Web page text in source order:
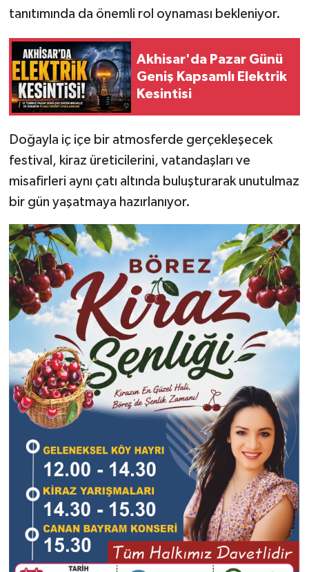
tanıtımında da önemli rol oynaması bekleniyor.
Akhisar'da Pazar Günü
Geniş Kapsamlı Elektrik
Kesintisi
Doğayla iç içe bir atmosferde gerçekleşecek
festival, kiraz üreticilerini, vatandaşları ve
misafirleri aynı çatı altında buluşturarak unutulmaz
bir gün yaşatmaya hazırlanıyor.